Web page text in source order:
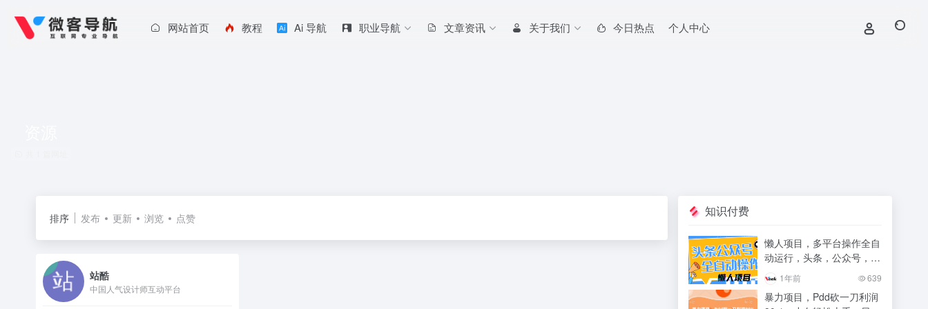
网站首页 教程 Ai 导航 职业导航 文章资讯 关于我们 今日热点 个人中心
排序 发布 更新 浏览 点赞
站酷
中国人气设计师互动平台
知识付费
懒人项目，多平台操作全自
动运行，头条，公众号，下
班实操5分钟日入500+
1年前 639
暴力项目，Pdd砍一刀利润